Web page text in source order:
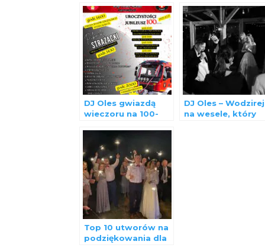
DJ Oles gwiazdą
wieczoru na 100-
DJ Oles – Wodzirej
na wesele, który
Top 10 utworów na
podziękowania dla